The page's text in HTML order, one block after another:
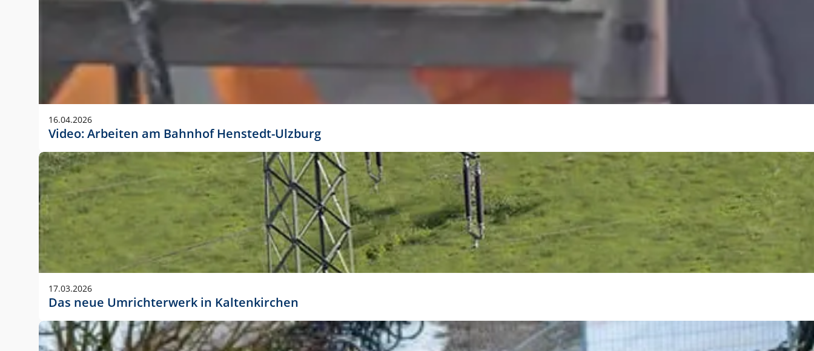
Anwendungsgröße im Layout:
Die Logohöhe beträgt 4 – 10 % der jeweiligen Formathöhe. Daraus ergeben sich für gängige Formate
folgende fest definierte Anwendungsgrößen im Layout:
DIN A3 – 15 mm hoch (5 %)
DIN A1 – 39 mm hoch (5 %)
DIN lang – 10 mm hoch (5 %)
1080 x 1080 px – 78 px hoch (7 %)
In Ausnahmefällen darf das Logo jedoch auch größer oder kleiner gesetzt werden. Dazu bedarf es jedoch
stets der vorherigen Absprache mit der Marketingabteilung.
16.04.2026
Video: Arbeiten am Bahnhof Henstedt-Ulzburg
17.03.2026
Das neue Umrichterwerk in Kaltenkirchen